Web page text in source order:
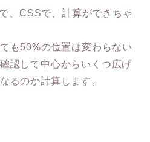
、CSSで、計算ができちゃ
も50%の位置は変わらない
認して中心からいくつ広げ
るのか計算します。